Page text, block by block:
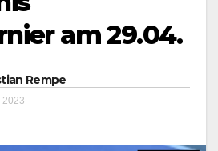
am 29.04.
Rempe
2023